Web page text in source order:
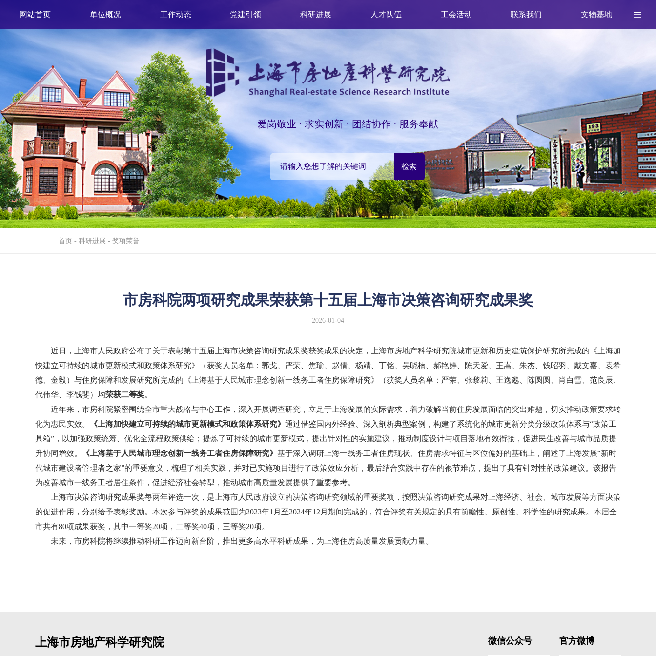
网站首页 单位概况 工作动态 党建引领 科研进展 人才队伍 工会活动 联系我们 文物基地
爱岗敬业 · 求实创新 · 团结协作 · 服务奉献
检索
首页 - 科研进展 - 奖项荣誉
市房科院两项研究成果荣获第十五届上海市决策咨询研究成果奖
2026-01-04
近日，上海市人民政府公布了关于表彰第十五届上海市决策咨询研究成果奖获奖成果的决定，上海市房地产科学研究院城市更新和历史建筑保护研究所完成的《上海加
快建立可持续的城市更新模式和政策体系研究》（获奖人员名单：郭戈、严荣、焦瑜、赵倩、杨靖、丁铭、吴晓楠、郝艳婷、陈天爱、王嵩、朱杰、钱昭羽、戴文嘉、袁希
德、金毅）与住房保障和发展研究所完成的《上海基于人民城市理念创新一线务工者住房保障研究》（获奖人员名单：严荣、张黎莉、王逸邈、陈圆圆、肖白雪、范良辰、
代伟华、李钱斐）均荣获二等奖。
近年来，市房科院紧密围绕全市重大战略与中心工作，深入开展调查研究，立足于上海发展的实际需求，着力破解当前住房发展面临的突出难题，切实推动政策要求转
化为惠民实效。
《上海加快建立可持续的城市更新模式和政策体系研究》 通过借鉴国内外经验、深入剖析典型案例，构建了系统化的城市更新分类分级政策体系与“政策工
具箱”，以加强政策统筹、优化全流程政策供给；提炼了可持续的城市更新模式，提出针对性的实施建议，推动制度设计与项目落地有效衔接，促进民生改善与城市品质提
升协同增效。
《上海基于人民城市理念创新一线务工者住房保障研究》 基于深入调研上海一线务工者住房现状、住房需求特征与区位偏好的基础上，阐述了上海发展“新时
代城市建设者管理者之家”的重要意义，梳理了相关实践，并对已实施项目进行了政策效应分析，最后结合实践中存在的裉节难点，提出了具有针对性的政策建议。该报告
为改善城市一线务工者居住条件，促进经济社会转型，推动城市高质量发展提供了重要参考。
上海市决策咨询研究成果奖每两年评选一次，是上海市人民政府设立的决策咨询研究领域的重要奖项，按照决策咨询研究成果对上海经济、社会、城市发展等方面决策
的促进作用，分别给予表彰奖励。本次参与评奖的成果范围为2023年1月至2024年12月期间完成的，符合评奖有关规定的具有前瞻性、原创性、科学性的研究成果。本届全
市共有80项成果获奖，其中一等奖20项，二等奖40项，三等奖20项。
未来，市房科院将继续推动科研工作迈向新台阶，推出更多高水平科研成果，为上海住房高质量发展贡献力量。
上海市房地产科学研究院 微信公众号 官方微博